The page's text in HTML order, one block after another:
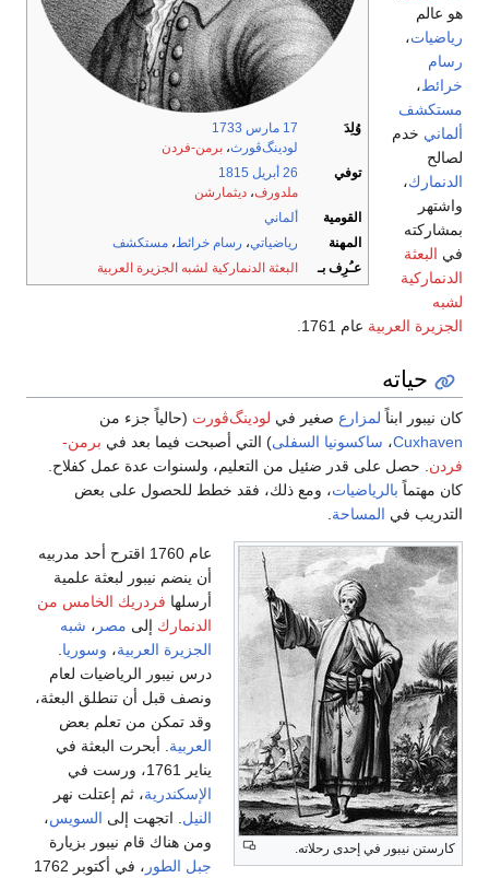
وُلِدَ 17 مارس
1733
لودينگ‌ڤورث، برمن-فردن
توفي
26 أبريل
1815
ملدورف، ديثمارشن
القومية
ألماني
المهنة
رياضياتي، رسام خرائط، مستكشف
عـُرِف بـ
البعثة الدنماركية لشبه الجزيرة العربية
هو عالم
رياضيات،
رسام
خرائط،
مستكشف
ألماني خدم
لصالح
الدنمارك،
واشتهر
بمشاركته
في البعثة
الدنماركية
لشبه
الجزيرة العربية عام 1761.
حياته
كان نيبور ابناً لمزارعصغير في لودينگ‌ڤورت (حالياً جزء من
Cuxhaven، ساكسونيا السفلى) التي أصبحت فيما بعد في برمن-
فردن. حصل على قدر ضئيل من التعليم، ولسنوات عدة عمل كفلاح.
كان مهتماً بالرياضيات، ومع ذلك، فقد خطط للحصول على بعض
التدريب في المساحة.
كارستن نيبور في إحدى رحلاته.
عام 1760 اقترح أحد مدربيه
أن ينضم نيبور لبعثة علمية
أرسلها فردريك الخامس من
الدنماركإلى مصر ، شبه
الجزيرة العربية، وسوريا.
درس نيبور الرياضيات لعام
ونصف قبل أن تنطلق البعثة،
وقد تمكن من تعلم بعض
العربية. أبحرت البعثة في
يناير 1761، ورست في
الإسكندرية، ثم إعتلت نهر
النيل. اتجهت إلى السويس،
ومن هناك قام نيبور بزيارة
جبل الطور
، في أكتوبر 1762